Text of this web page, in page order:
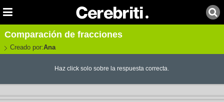
Comparación de fracciones
Creado por:Ana
Haz click solo sobre la respuesta correcta.